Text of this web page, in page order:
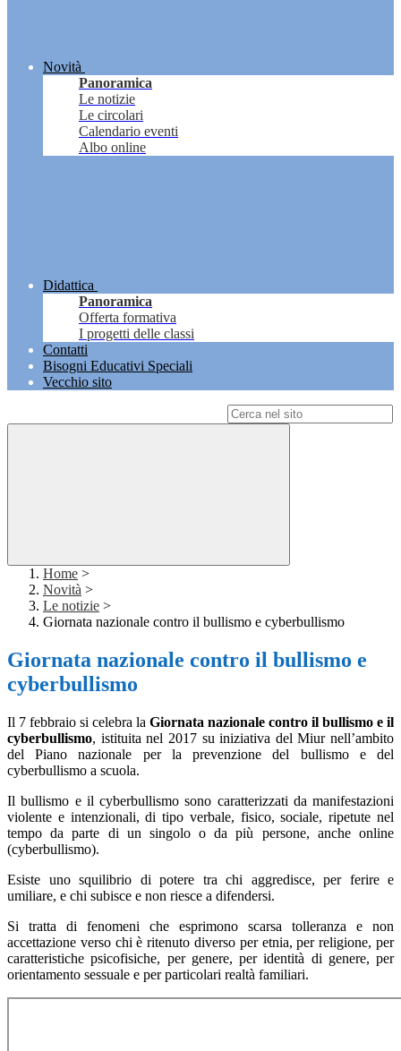
Novità
Panoramica
Le notizie
Le circolari
Calendario eventi
Albo online
Didattica
Panoramica
Offerta formativa
I progetti delle classi
Contatti
Bisogni Educativi Speciali
Vecchio sito
Home >
Novità >
Le notizie >
Giornata nazionale contro il bullismo e cyberbullismo
Giornata nazionale contro il bullismo e
cyberbullismo
Il 7 febbraio si celebra la Giornata nazionale contro il bullismo e il
cyberbullismo, istituita nel 2017 su iniziativa del Miur nell’ambito
del Piano nazionale per la prevenzione del bullismo e del
cyberbullismo a scuola.
Il bullismo e il cyberbullismo sono caratterizzati da manifestazioni
violente e intenzionali, di tipo verbale, fisico, sociale, ripetute nel
tempo da parte di un singolo o da più persone, anche online
(cyberbullismo).
Esiste uno squilibrio di potere tra chi aggredisce, per ferire e
umiliare, e chi subisce e non riesce a difendersi.
Si tratta di fenomeni che esprimono scarsa tolleranza e non
accettazione verso chi è ritenuto diverso per etnia, per religione, per
caratteristiche psicofisiche, per genere, per identità di genere, per
orientamento sessuale e per particolari realtà familiari.